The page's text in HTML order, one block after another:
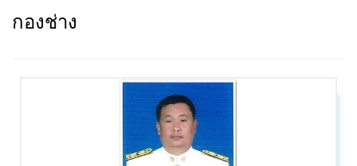
กองช่าง